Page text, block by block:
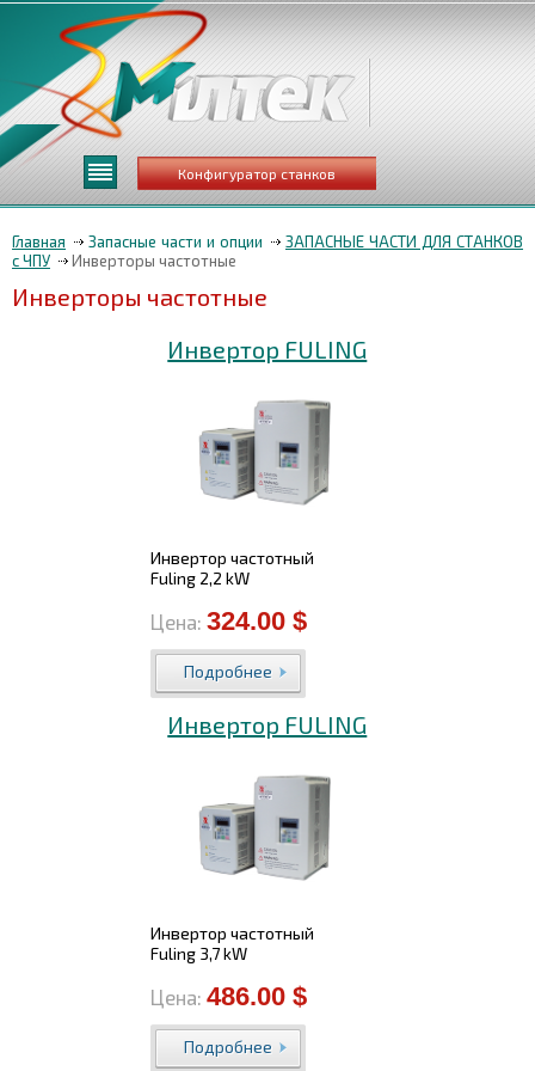
Конфигуратор станков
Главная Запасные части и опции
ЗАПАСНЫЕ ЧАСТИ ДЛЯ СТАНКОВ
с ЧПУ
Инверторы частотные
Инверторы частотные
Инвертор FULING
Инвертор частотный
Fuling 2,2 kW
Цена: 324.00 $
Подробнее
Инвертор FULING
Инвертор частотный
Fuling 3,7 kW
Цена: 486.00 $
Подробнее